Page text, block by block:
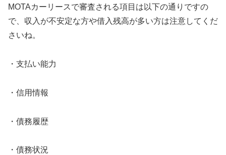
MOTAカーリースで審査される項目は以下の通りですの
で、収入が不安定な方や借入残高が多い方は注意してくだ
さいね。
・支払い能力
・信用情報
・債務履歴
・債務状況